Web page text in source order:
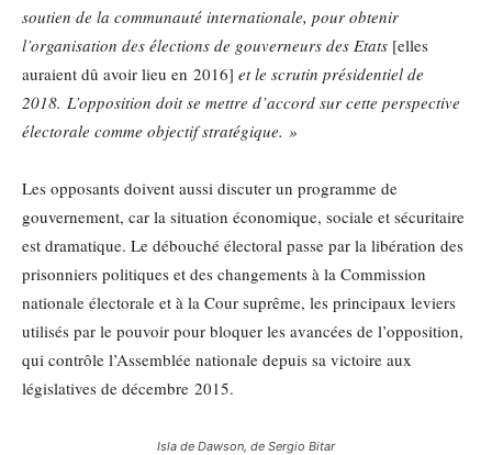
soutien de la communauté internationale, pour obtenir
l’organisation des élections de gouverneurs des Etats [elles
auraient dû avoir lieu en 2016] et le scrutin présidentiel de
2018. L’opposition doit se mettre d’accord sur cette perspective
électorale comme objectif stratégique. »
Les opposants doivent aussi discuter un programme de
gouvernement, car la situation économique, sociale et sécuritaire
est dramatique. Le débouché électoral passe par la libération des
prisonniers politiques et des changements à la Commission
nationale électorale et à la Cour suprême, les principaux leviers
utilisés par le pouvoir pour bloquer les avancées de l’opposition,
qui contrôle l’Assemblée nationale depuis sa victoire aux
législatives de décembre 2015.
Isla de Dawson, de Sergio Bitar